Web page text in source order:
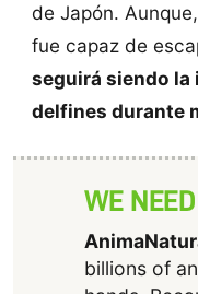
de Japón.
fue capaz de
seguirá siendo la
delfines durante
WE
billions of